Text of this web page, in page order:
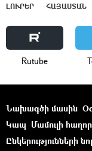
ԼՈՒՐԵՐ ՀԱՅԱՍՏԱՆ
Rutube
Նախագծի մասին
Կապ Մամուլի
Ընկերությունների